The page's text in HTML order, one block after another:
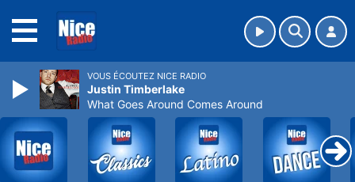
VOUS ÉCOUTEZ NICE RADIO
Justin Timberlake
What Goes Around Comes Around